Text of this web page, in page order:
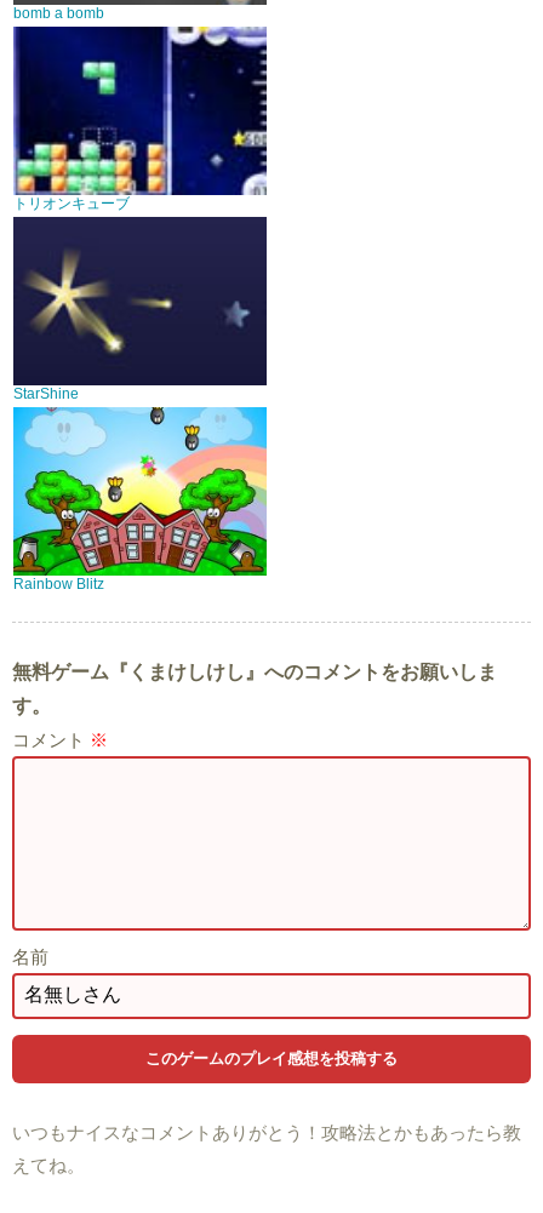
bomb a bomb
トリオンキューブ
StarShine
Rainbow Blitz
無料ゲーム『くまけしけし』へのコメントをお願いしま
す。
コメント ※
名前
いつもナイスなコメントありがとう！攻略法とかもあったら教
えてね。